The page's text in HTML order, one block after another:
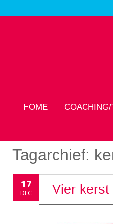
HOME
Tagarchief:
17
DEC Vier kerst